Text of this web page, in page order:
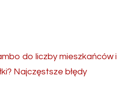
do liczby mieszkańców i
Najczęstsze błędy